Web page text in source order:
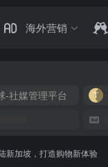
海外营销
-社媒管理平台
新加坡，打造购物新体验